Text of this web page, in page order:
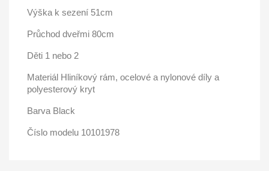
Výška k sezení 51cm
Průchod dveřmi 80cm
Děti 1 nebo 2
Materiál Hliníkový rám, ocelové a nylonové díly a
polyesterový kryt
Barva Black
Číslo modelu 10101978